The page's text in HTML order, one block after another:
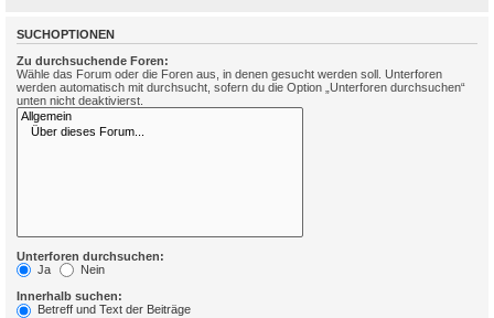
SUCHOPTIONEN
Zu durchsuchende Foren:
Wähle das Forum oder die Foren aus, in denen gesucht werden soll. Unterforen
werden automatisch mit durchsucht, sofern du die Option „Unterforen durchsuchen“
unten nicht deaktivierst.
Unterforen durchsuchen:
Ja
Nein
Innerhalb suchen:
Betreff und Text der Beiträge